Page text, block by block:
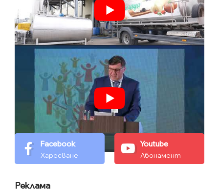
Facebook
Харесване
Youtube
Абонамент
Реклама